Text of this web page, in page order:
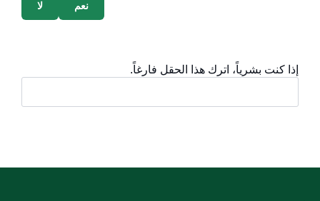
لا نعم
إذا كنت بشرياً، اترك هذا الحقل فارغاً.